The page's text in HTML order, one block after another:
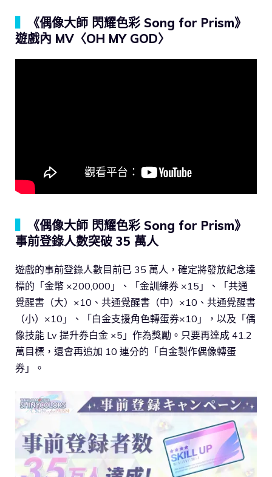
《偶像大師 閃耀色彩 Song for Prism》
遊戲內 MV〈OH MY GOD〉
《偶像大師 閃耀色彩 Song for Prism》
事前登錄人數突破 35 萬人
遊戲的事前登錄人數目前已 35 萬人，確定將發放紀念達
標的「金幣 ×200,000」、「金訓練券 ×15」、「共通
覺醒書（大）×10、共通覺醒書（中）×10、共通覺醒書
（小）×10」、「白金支援角色轉蛋券×10」，以及「偶
像技能 Lv 提升券白金 ×5」作為獎勵。只要再達成 41.2
萬目標，還會再追加 10 連分的「白金製作偶像轉蛋
券」。